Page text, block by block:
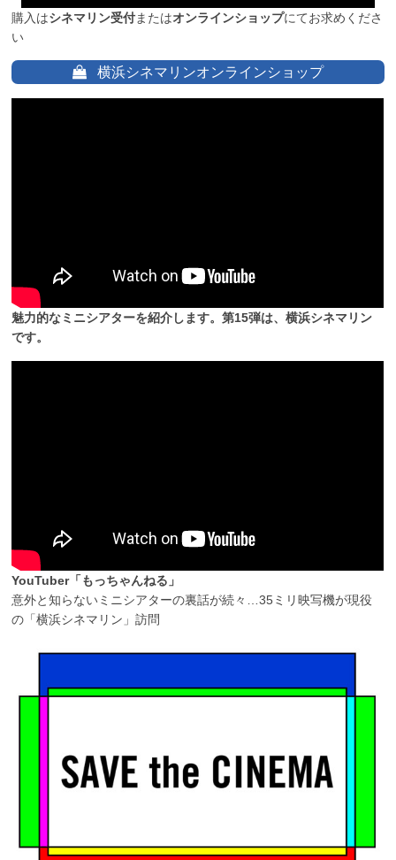
購入はシネマリン受付またはオンラインショップにてお求めくださ
い
横浜シネマリンオンラインショップ
魅力的なミニシアターを紹介します。第15弾は、横浜シネマリン
です。
YouTuber「もっちゃんねる」
意外と知らないミニシアターの裏話が続々…35ミリ映写機が現役
の「横浜シネマリン」訪問